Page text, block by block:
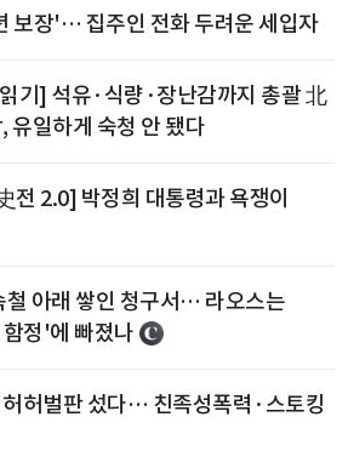
보장'… 집주인 전화 두려운 세입자
기] 석유·식량·장난감까지 총괄 北
유일하게 숙청 안 됐다
전 2.0] 박정희 대통령과 욕쟁이
철 아래 쌓인 청구서… 라오스는
정'에 빠졌나
허벌판 섰다… 친족성폭력·스토킹